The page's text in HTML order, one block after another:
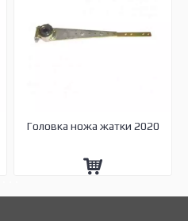
Головка ножа жатки 2020